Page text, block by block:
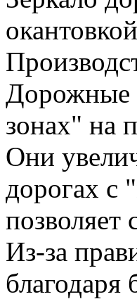
Дорожные
зонах" на
Они
дорогах
Из-за